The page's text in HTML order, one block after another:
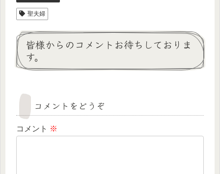
聖夫婦
皆様からのコメントお待ちしておりま
す。
コメントをどうぞ
コメント ※